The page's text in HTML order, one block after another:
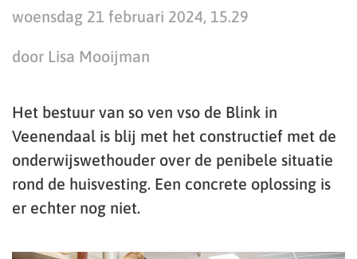
woensdag 21 februari 2024, 15.29
door Lisa Mooijman
Het bestuur van so ven vso de Blink in
Veenendaal is blij met het constructief met de
onderwijswethouder over de penibele situatie
rond de huisvesting. Een concrete oplossing is
er echter nog niet.